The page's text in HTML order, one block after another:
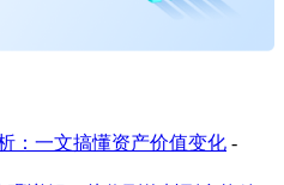
：一文搞懂资产价值变化 -